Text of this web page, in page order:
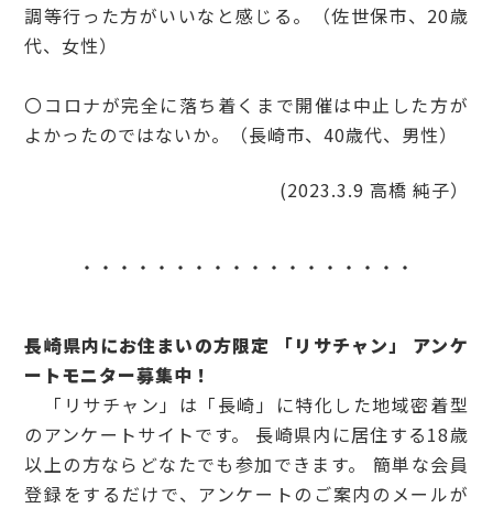
調等行った方がいいなと感じる。（佐世保市、20歳
代、女性）
〇コロナが完全に落ち着くまで開催は中止した方が
よかったのではないか。（長崎市、40歳代、男性）
(2023.3.9 高橋 純子）
・・・・・・・・・・・・・・・・・・
長崎県内にお住まいの方限定 「リサチャン」 アンケ
ートモニター募集中！
「リサチャン」は「長崎」に特化した地域密着型
のアンケートサイトです。 長崎県内に居住する18歳
以上の方ならどなたでも参加できます。 簡単な会員
登録をするだけで、アンケートのご案内のメールが